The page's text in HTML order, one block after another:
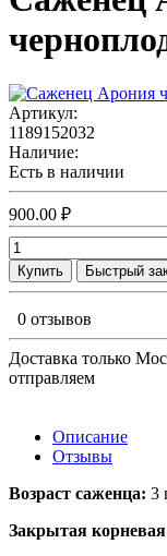
Артикул:
1189152032
Наличие:
Есть в наличии
900.00 ₽
Купить Быстрый
0 отзывов
Доставка только
отправляем
Описание
Отзывы
Возраст саженца: 3
Закрытая корневая